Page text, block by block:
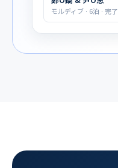
モルディブ · 6泊 · 完了